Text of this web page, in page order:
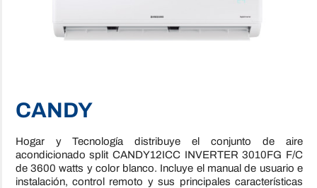
CANDY
Hogar y Tecnología distribuye el conjunto de aire
acondicionado split CANDY12ICC INVERTER 3010FG F/C
de 3600 watts y color blanco. Incluye el manual de usuario e
instalación, control remoto y sus principales características